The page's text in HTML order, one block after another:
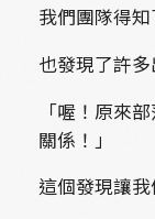
我們團隊得
也發現了許
「喔！原來
關係！」
這個發現讓